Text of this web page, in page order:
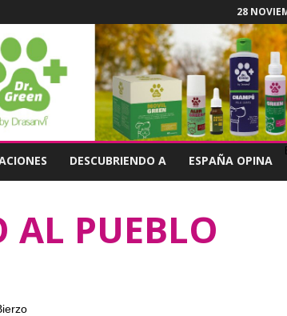
28
DESCUBRIENDO A ESPAÑA OPINA
AL PUEBLO